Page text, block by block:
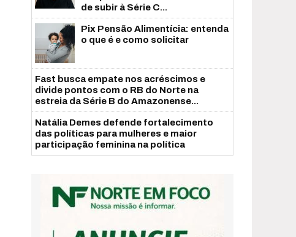
de subir à Série C...
Pix Pensão Alimentícia: entenda
o que é e como solicitar
Fast busca empate nos acréscimos e
divide pontos com o RB do Norte na
estreia da Série B do Amazonense...
Natália Demes defende fortalecimento
das políticas para mulheres e maior
participação feminina na política